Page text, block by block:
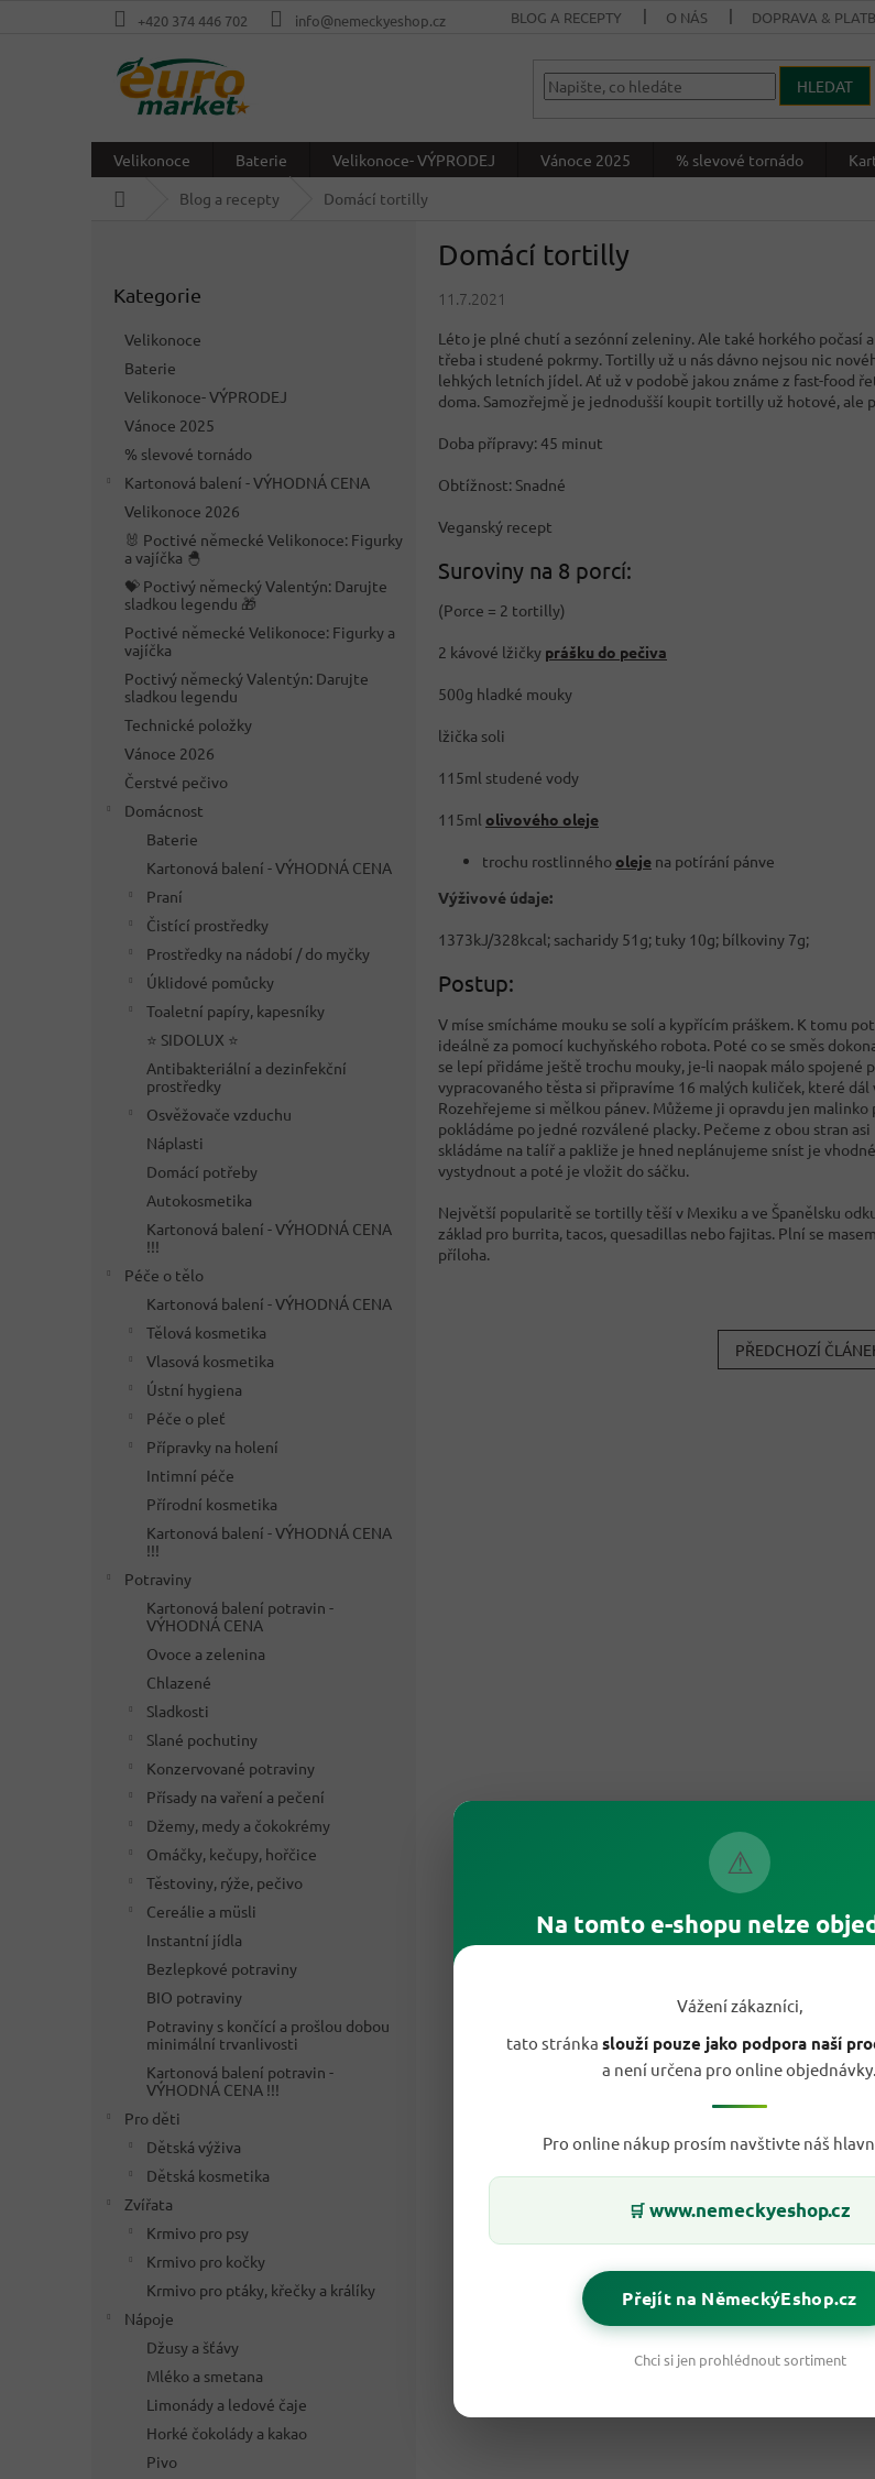
⚠
Na tomto e-shopu nelze
Vážení zákazníci,
tato stránka slouží pouze jako podpora naší
a není určena pro online objednávky.
Pro online nákup prosím navštivte náš
🛒 www.nemeckyeshop.cz
Přejít na NěmeckýEshop.cz
Chci si jen prohlédnout sortiment
+420 374 446 702 info@nemeckyeshop.cz BLOG A RECEPTY O NÁS DOPRAVA &
HLEDAT
Velikonoce Baterie Velikonoce- VÝPRODEJ Vánoce 2025 % slevové tornádo
Blog a recepty Domácí tortilly
kategorie
Kategorie
Velikonoce
Baterie
Velikonoce- VÝPRODEJ
Vánoce 2025
% slevové tornádo
Kartonová balení - VÝHODNÁ CENA
Velikonoce 2026
🐰 Poctivé německé Velikonoce: Figurky
a vajíčka 🐣
💝 Poctivý německý Valentýn: Darujte
sladkou legendu 🎁
Poctivé německé Velikonoce: Figurky a
vajíčka
Poctivý německý Valentýn: Darujte
sladkou legendu
Technické položky
Vánoce 2026
Čerstvé pečivo
Domácnost
Baterie
Kartonová balení - VÝHODNÁ CENA
Praní
Čistící prostředky
Prostředky na nádobí / do myčky
Úklidové pomůcky
Toaletní papíry, kapesníky
⭐ SIDOLUX ⭐
Antibakteriální a dezinfekční
prostředky
Osvěžovače vzduchu
Náplasti
Domácí potřeby
Autokosmetika
Kartonová balení - VÝHODNÁ CENA
!!!
Péče o tělo
Kartonová balení - VÝHODNÁ CENA
Tělová kosmetika
Vlasová kosmetika
Ústní hygiena
Péče o pleť
Přípravky na holení
Intimní péče
Přírodní kosmetika
Kartonová balení - VÝHODNÁ CENA
!!!
Potraviny
Kartonová balení potravin -
VÝHODNÁ CENA
Ovoce a zelenina
Chlazené
Sladkosti
Slané pochutiny
Konzervované potraviny
Přísady na vaření a pečení
Džemy, medy a čokokrémy
Omáčky, kečupy, hořčice
Těstoviny, rýže, pečivo
Cereálie a müsli
Instantní jídla
Bezlepkové potraviny
BIO potraviny
Potraviny s končící a prošlou dobou
minimální trvanlivosti
Kartonová balení potravin -
VÝHODNÁ CENA !!!
Pro děti
Dětská výživa
Dětská kosmetika
Zvířata
Krmivo pro psy
Krmivo pro kočky
Krmivo pro ptáky, křečky a králíky
Nápoje
Džusy a šťávy
Mléko a smetana
Limonády a ledové čaje
Horké čokolády a kakao
Pivo
Domácí tortilly
11.7.2021
Léto je plné chutí a sezónní zeleniny. Ale také horkého
třeba i studené pokrmy. Tortilly už u nás dávno nejsou nic
lehkých letních jídel. Ať už v podobě jakou známe z fast-food
doma. Samozřejmě je jednodušší koupit tortilly už hotové, ale
Doba přípravy: 45 minut
Obtížnost: Snadné
Veganský recept
Suroviny na 8 porcí:
(Porce = 2 tortilly)
2 kávové lžičky prášku do pečiva
500g hladké mouky
lžička soli
115ml studené vody
115ml olivového oleje
trochu rostlinnéhooleje na potírání pánve
Výživové údaje:
1373kJ/328kcal; sacharidy 51g; tuky 10g; bílkoviny 7g;
Postup:
V míse smícháme mouku se solí a kypřícím práškem. K tomu
ideálně za pomocí kuchyňského robota. Poté co se směs
se lepí přidáme ještě trochu mouky, je-li naopak málo
vypracovaného těsta si připravíme 16 malých kuliček, které
Rozehřejeme si mělkou pánev. Můžeme ji opravdu jen
pokládáme po jedné rozválené placky. Pečeme z obou stran
skládáme na talíř a pakliže je hned neplánujeme sníst je
vystydnout a poté je vložit do sáčku.
Největší popularitě se tortilly těší v Mexiku a ve Španělsku
základ pro burrita, tacos, quesadillas nebo fajitas. Plní se
příloha.
PŘEDCHOZÍ